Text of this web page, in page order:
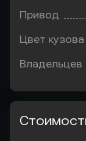
Привод
Цвет кузова
Владельцев